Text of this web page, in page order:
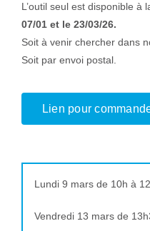
L’outil seul est disponible à
07/01 et le 23/03/26.
Soit à venir chercher dans
Soit par envoi postal.
Lien pour
Lundi 9 mars de 10h à
Vendredi 13 mars de